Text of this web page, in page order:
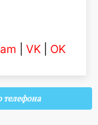
VK OK
телефона